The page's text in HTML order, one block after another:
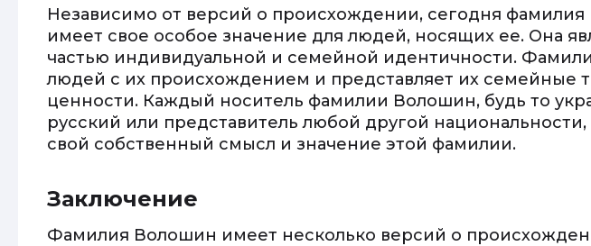
Независимо от версий о происхождении, сегодня
имеет свое особое значение для людей, носящих ее. Она
частью индивидуальной и семейной идентичности.
людей с их происхождением и представляет их семейные
ценности. Каждый носитель фамилии Волошин, будь то
русский или представитель любой другой
свой собственный смысл и значение этой фамилии.
Заключение
Фамилия Волошин имеет несколько версий о